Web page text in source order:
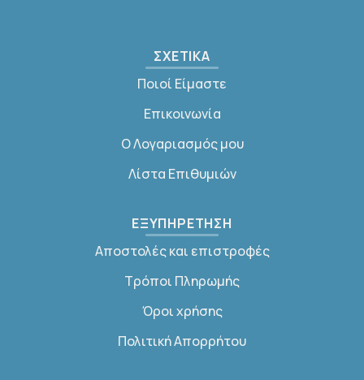
ΣΧΕΤΙΚΑ
Ποιοί Είμαστε
Επικοινωνία
Ο Λογαριασμός μου
Λίστα Επιθυμιών
ΕΞΥΠΗΡΕΤΗΣΗ
Αποστολές και επιστροφές
Τρόποι Πληρωμής
Όροι χρήσης
Πολιτική Απορρήτου